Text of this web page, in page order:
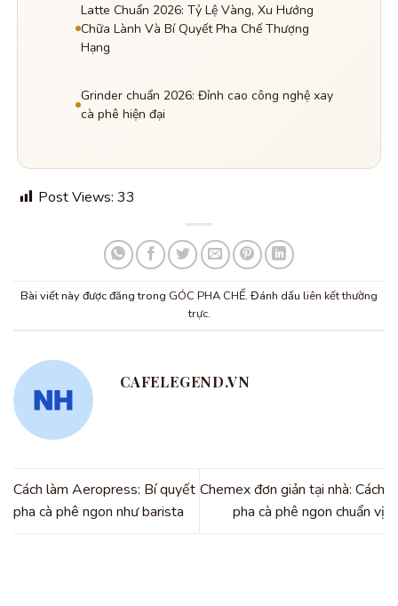
Latte Chuẩn 2026: Tỷ Lệ Vàng, Xu Hướng
Chữa Lành Và Bí Quyết Pha Chế Thượng
Hạng
Grinder chuẩn 2026: Đỉnh cao công nghệ xay
cà phê hiện đại
Post Views: 33
Bài viết này được đăng trong GÓC PHA CHẾ. Đánh dấu liên kết thường
trực.
CAFELEGEND.VN
Cách làm Aeropress: Bí quyết
pha cà phê ngon như barista
Chemex đơn giản tại nhà: Cách
pha cà phê ngon chuẩn vị